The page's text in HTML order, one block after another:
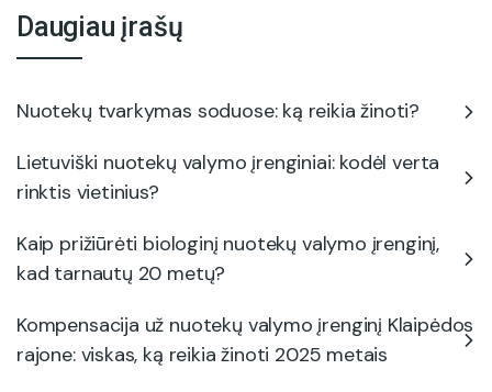
Daugiau įrašų
Nuotekų tvarkymas soduose: ką reikia žinoti?
Lietuviški nuotekų valymo įrenginiai: kodėl verta
rinktis vietinius?
Kaip prižiūrėti biologinį nuotekų valymo įrenginį,
kad tarnautų 20 metų?
Kompensacija už nuotekų valymo įrenginį Klaipėdos
rajone: viskas, ką reikia žinoti 2025 metais